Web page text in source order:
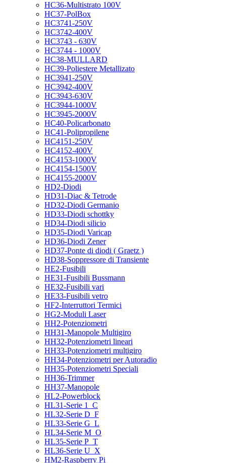
HC36-Multistrato 100V
HC37-PolBox
HC3741-250V
HC3742-400V
HC3743 - 630V
HC3744 - 1000V
HC38-MULLARD
HC39-Poliestere Metallizato
HC3941-250V
HC3942-400V
HC3943-630V
HC3944-1000V
HC3945-2000V
HC40-Policarbonato
HC41-Polipropilene
HC4151-250V
HC4152-400V
HC4153-1000V
HC4154-1500V
HC4155-2000V
HD2-Diodi
HD31-Diac & Tetrode
HD32-Diodi Germanio
HD33-Diodi schottky
HD34-Diodi silicio
HD35-Diodi Varicap
HD36-Diodi Zener
HD37-Ponte di diodi ( Graetz )
HD38-Soppressore di Transiente
HE2-Fusibili
HE31-Fusibili Bussmann
HE32-Fusibili vari
HE33-Fusibili vetro
HF2-Interruttori Termici
HG2-Moduli Laser
HH2-Potenziometri
HH31-Manopole Multigiro
HH32-Potenziometri lineari
HH33-Potenziometri multigiro
HH34-Potenziometri per Autoradio
HH35-Potenziometri Speciali
HH36-Trimmer
HH37-Manopole
HL2-Powerblock
HL31-Serie 1_C
HL32-Serie D_F
HL33-Serie G_L
HL34-Serie M_O
HL35-Serie P_T
HL36-Serie U_X
HM2-Raspberry Pi